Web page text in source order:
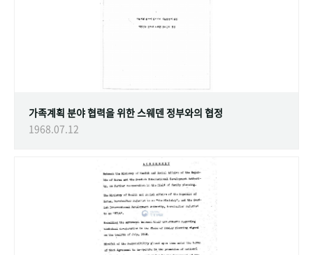
가족계획 분야 협력을 위한 스웨덴 정부와의 협정
1968.07.12